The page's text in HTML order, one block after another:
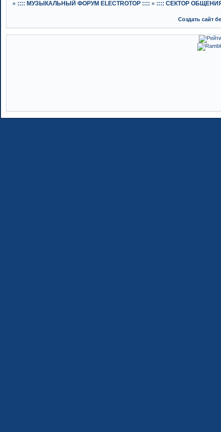
» :::: МУЗЫКАЛЬНЫЙ ФОРУМ ELECTROTOP :::: » :::: СЕКТОР
Создать сайт